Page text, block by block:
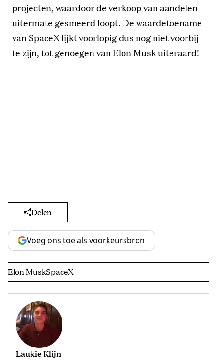
projecten, waardoor de verkoop van aandelen
uitermate gesmeerd loopt. De waardetoename
van SpaceX lijkt voorlopig dus nog niet voorbij
te zijn, tot genoegen van Elon Musk uiteraard!
Delen
Voeg ons toe als voorkeursbron
Elon MuskSpaceX
Laukie Klijn